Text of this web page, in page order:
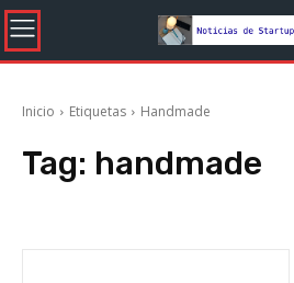
Inicio Etiquetas Handmade
Tag: handmade